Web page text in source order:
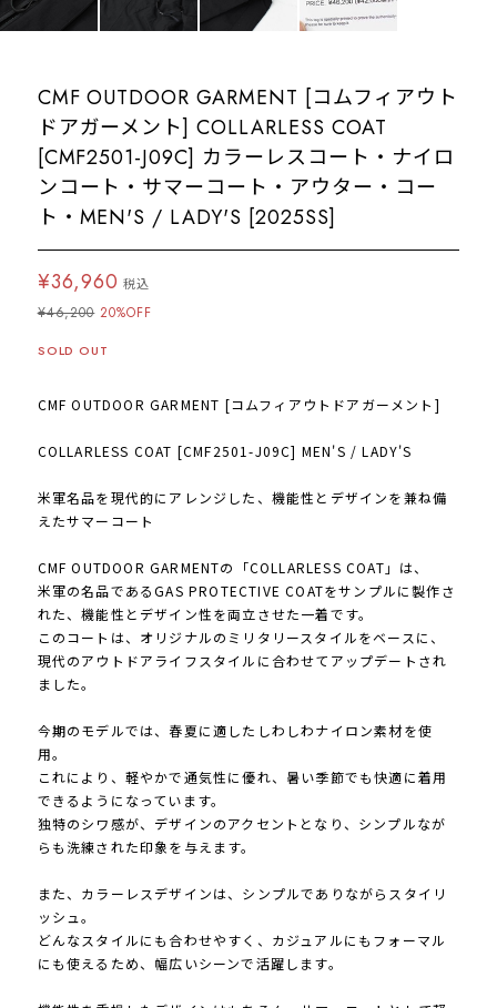
CMF OUTDOOR GARMENT [コムフィアウト
ドアガーメント] COLLARLESS COAT
[CMF2501-J09C] カラーレスコート・ナイロ
ンコート・サマーコート・アウター・コー
ト・MEN'S / LADY'S [2025SS]
¥36,960 税込
¥46,200 20%OFF
SOLD OUT
CMF OUTDOOR GARMENT [コムフィアウトドアガーメント]
COLLARLESS COAT [CMF2501-J09C] MEN'S / LADY'S
米軍名品を現代的にアレンジした、機能性とデザインを兼ね備
えたサマーコート
CMF OUTDOOR GARMENTの「COLLARLESS COAT」は、
米軍の名品であるGAS PROTECTIVE COATをサンプルに製作さ
れた、機能性とデザイン性を両立させた一着です。
このコートは、オリジナルのミリタリースタイルをベースに、
現代のアウトドアライフスタイルに合わせてアップデートされ
ました。
今期のモデルでは、春夏に適したしわしわナイロン素材を使
用。
これにより、軽やかで通気性に優れ、暑い季節でも快適に着用
できるようになっています。
独特のシワ感が、デザインのアクセントとなり、シンプルなが
らも洗練された印象を与えます。
また、カラーレスデザインは、シンプルでありながらスタイリ
ッシュ。
どんなスタイルにも合わせやすく、カジュアルにもフォーマル
にも使えるため、幅広いシーンで活躍します。